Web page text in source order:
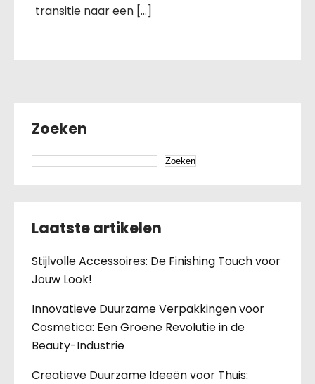
transitie naar een […]
Zoeken
Zoeken
Laatste artikelen
Stijlvolle Accessoires: De Finishing Touch voor
Jouw Look!
Innovatieve Duurzame Verpakkingen voor
Cosmetica: Een Groene Revolutie in de
Beauty-Industrie
Creatieve Duurzame Ideeën voor Thuis: